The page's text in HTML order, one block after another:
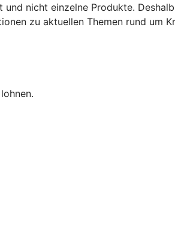
nicht einzelne Produkte.
zu aktuellen Themen rund um